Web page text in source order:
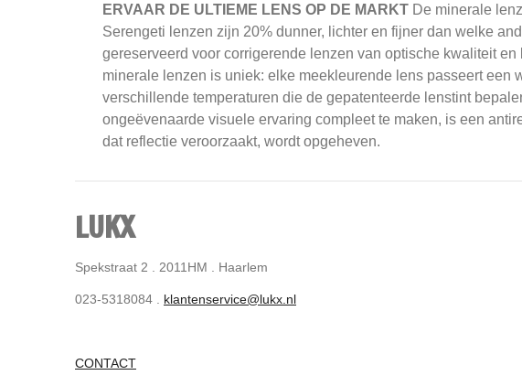
ERVAAR DE ULTIEME LENS OP DE MARKT De minerale
Serengeti lenzen zijn 20% dunner, lichter en fijner dan welke
gereserveerd voor corrigerende lenzen van optische kwaliteit
minerale lenzen is uniek: elke meekleurende lens passeert
verschillende temperaturen die de gepatenteerde lenstint
ongeëvenaarde visuele ervaring compleet te maken, is een
dat reflectie veroorzaakt, wordt opgeheven.
LUKX
Spekstraat 2 . 2011HM . Haarlem
023-5318084 . klantenservice@lukx.nl
CONTACT